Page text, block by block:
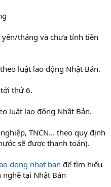
tháng và chưa tính tiền
luật lao động Nhật Bản.
thứ 6.
luật lao động Nhật Bản.
TNCN... theo quy định
sẽ được thanh toán).
dong nhat ban để tìm hiểu
tại Nhật Bản